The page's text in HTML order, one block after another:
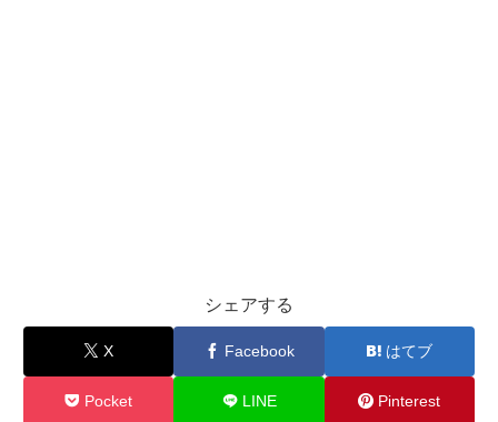
シェアする
X Facebook はてブ
Pocket LINE Pinterest